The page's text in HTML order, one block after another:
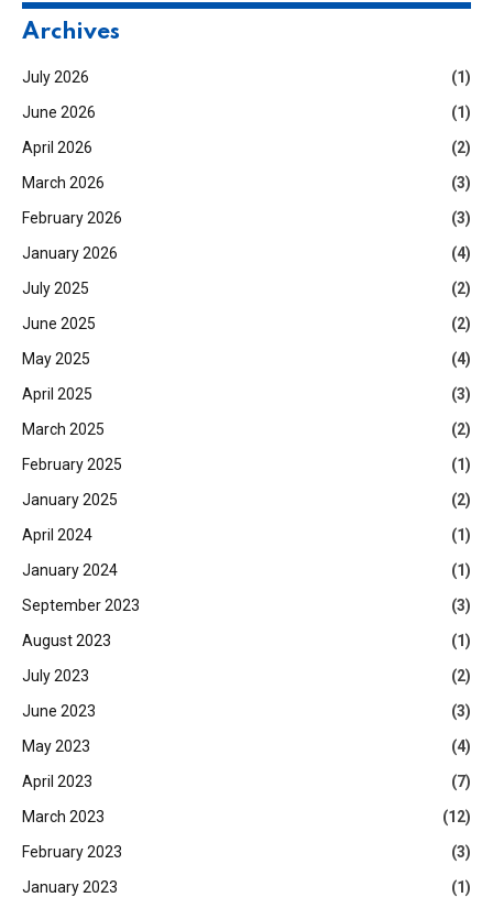
Archives
July 2026
(1)
June 2026
(1)
April 2026
(2)
March 2026
(3)
February 2026
(3)
January 2026
(4)
July 2025
(2)
June 2025
(2)
May 2025
(4)
April 2025
(3)
March 2025
(2)
February 2025
(1)
January 2025
(2)
April 2024
(1)
January 2024
(1)
September 2023
(3)
August 2023
(1)
July 2023
(2)
June 2023
(3)
May 2023
(4)
April 2023
(7)
March 2023
(12)
February 2023
(3)
January 2023
(1)